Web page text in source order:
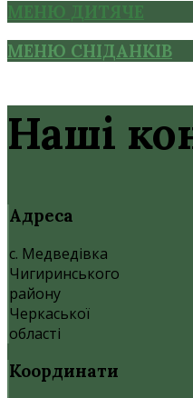
МЕНЮ ДИТЯЧЕ
МЕНЮ СНІДАНКІВ
Наші
Адреса
с. Медведівка
Чигиринського
району
Черкаської
області
Координати